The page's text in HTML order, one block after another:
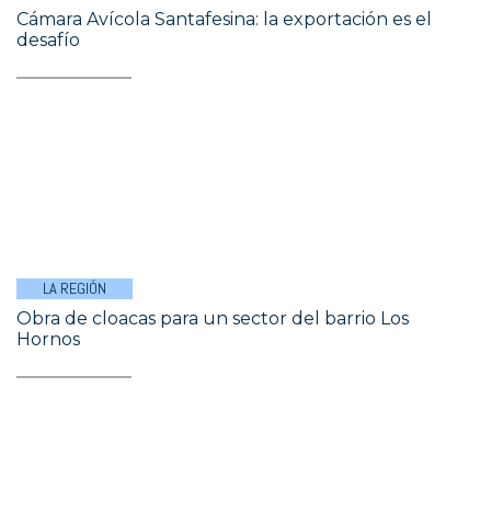
Cámara Avícola Santafesina: la exportación es el
desafío
LA REGIÓN
Obra de cloacas para un sector del barrio Los
Hornos